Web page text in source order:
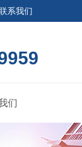
系我们
们